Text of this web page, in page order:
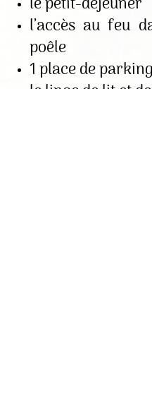
l’accès au feu
poêle
1 place de
le linge de lit et